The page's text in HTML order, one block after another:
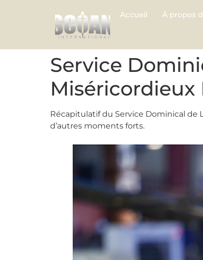
Accueil À propos
Service
Miséricordieux
Récapitulatif du Service Dominical de
d’autres moments forts.